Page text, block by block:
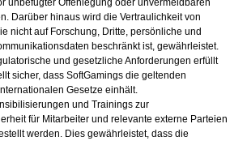
Darüber hinaus wird die Vertraulichkeit von
nicht auf Forschung, Dritte, persönliche und
beschränkt ist, gewährleistet.
und gesetzliche Anforderungen erfüllt
sicher, dass SoftGamings die geltenden
Gesetze einhält.
und Trainings zur
für Mitarbeiter und relevante externe Parteien
werden. Dies gewährleistet, dass die